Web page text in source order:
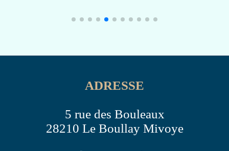
ADRESSE
5 rue des Bouleaux
28210 Le Boullay Mivoye